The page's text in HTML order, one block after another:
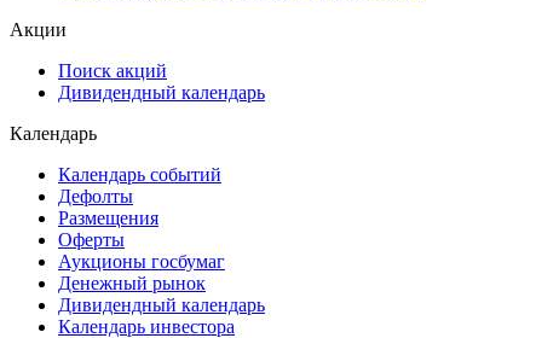
Акции
Поиск акций
Дивидендный календарь
Календарь
Календарь событий
Дефолты
Размещения
Оферты
Аукционы госбумаг
Денежный рынок
Дивидендный календарь
Календарь инвестора